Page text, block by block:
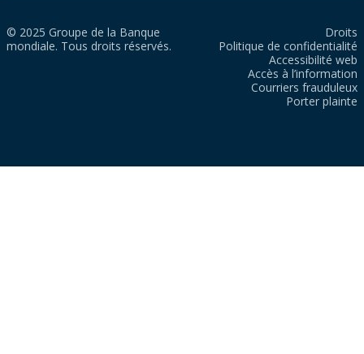
© 2025 Groupe de la Banque
mondiale. Tous droits réservés.
Droits
Politique de confidentialité
Accessibilité web
Accès à l’information
Courriers frauduleux
Porter plainte